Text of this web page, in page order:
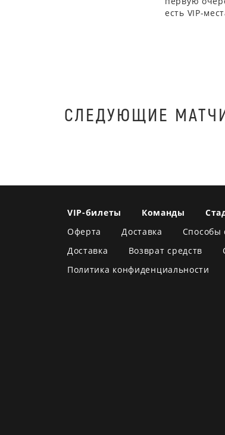
есть VIP-
СЛЕДУЮЩИЕ
VIP-билеты Команды
Оферта
Доставка Способы
Доставка
Возврат средств
Политика конфиденциальности